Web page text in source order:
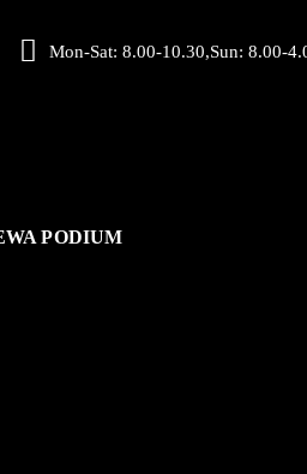
Mon-Sat: 8.00-10.30,Sun: 8.00-
PODIUM